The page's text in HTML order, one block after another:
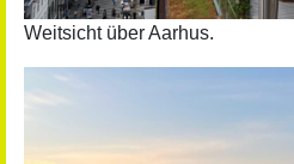
Weitsicht über Aarhus.